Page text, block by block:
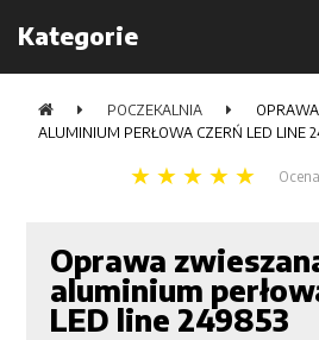
Kategorie
POCZEKALNIA
ALUMINIUM PERŁOWA CZERŃ LED LINE
Oprawa
aluminium
LED line 249853